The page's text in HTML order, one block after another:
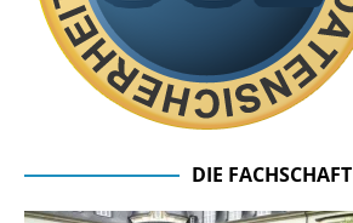
DIE FACHSCHAFT